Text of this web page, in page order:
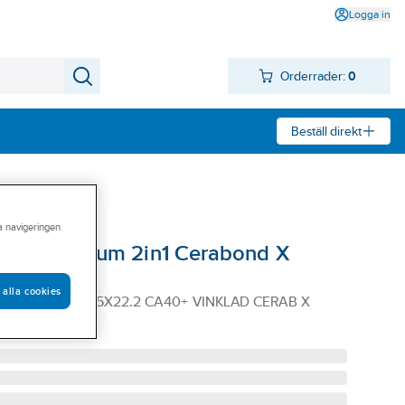
Logga in
Orderrader: 0
Beställ direkt
Premium 2in1 Cerabond X
PREMIUM 125X22.2 CA40+ VINKLAD CERAB X
navigeringen
alla cookies